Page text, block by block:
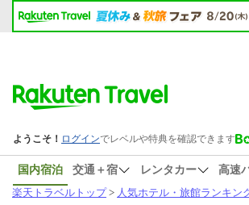
国内宿泊 交通＋宿 レンタカー 高速
楽天トラベルトップ> 人気ホテル・旅館ランキン